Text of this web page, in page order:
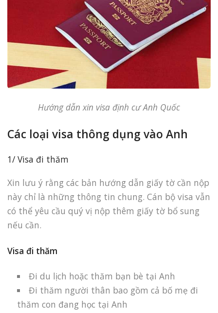
Hướng dẫn xin visa định cư Anh Quốc
Các loại visa thông dụng vào Anh
1/ Visa đi thăm
Xin lưu ý rằng các bản hướng dẫn giấy tờ cần nộp
này chỉ là những thông tin chung. Cán bộ visa vẫn
có thể yêu cầu quý vị nộp thêm giấy tờ bổ sung
nếu cần.
Visa đi thăm
Đi du lịch hoặc thăm bạn bè tại Anh
Đi thăm người thân bao gồm cả bố mẹ đi
thăm con đang học tại Anh